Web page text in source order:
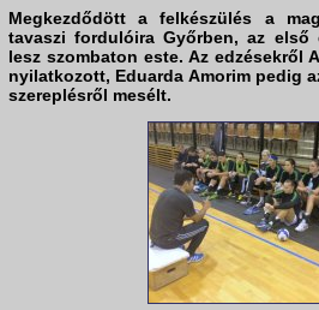
Megkezdődött a felkészülés a
tavaszi fordulóira Győrben, az első
lesz szombaton este. Az edzésekről
nyilatkozott, Eduarda Amorimpedig
szereplésről mesélt.